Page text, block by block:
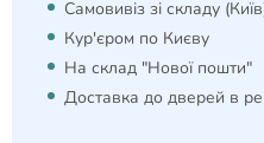
Самовивіз зі складу
Кур'єром по Києву
На склад "Нової пошти"
Доставка до дверей в